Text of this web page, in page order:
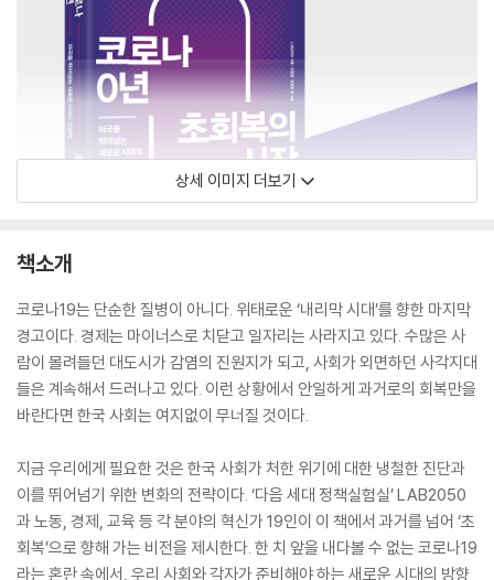
상세 이미지 더보기
책소개
코로나19는 단순한 질병이 아니다. 위태로운 ‘내리막 시대’를 향한 마지막
경고이다. 경제는 마이너스로 치닫고 일자리는 사라지고 있다. 수많은 사
람이 몰려들던 대도시가 감염의 진원지가 되고, 사회가 외면하던 사각지대
들은 계속해서 드러나고 있다. 이런 상황에서 안일하게 과거로의 회복만을
바란다면 한국 사회는 여지없이 무너질 것이다.
지금 우리에게 필요한 것은 한국 사회가 처한 위기에 대한 냉철한 진단과
이를 뛰어넘기 위한 변화의 전략이다. ‘다음 세대 정책실험실’ LAB2050
과 노동, 경제, 교육 등 각 분야의 혁신가 19인이 이 책에서 과거를 넘어 ‘초
회복’으로 향해 가는 비전을 제시한다. 한 치 앞을 내다볼 수 없는 코로나19
라는 혼란 속에서, 우리 사회와 각자가 준비해야 하는 새로운 시대의 방향